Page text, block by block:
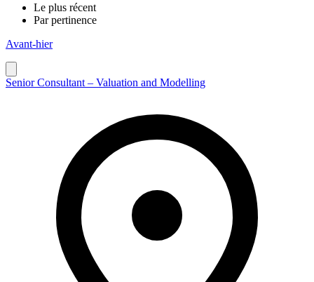
Le plus récent
Par pertinence
Avant-hier
Senior Consultant – Valuation and Modelling